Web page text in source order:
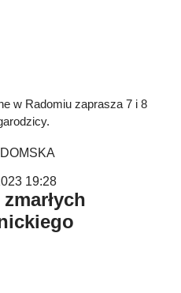
w Radomiu zaprasza 7 i 8
19:28